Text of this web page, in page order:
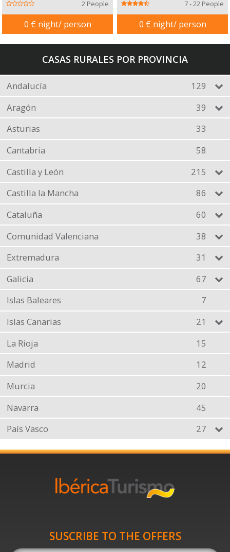
2 People
0 € night/ person
7 - 22 People
0 € night/ person
CASAS RURALES POR PROVINCIA
Andalucía
129
Aragón
39
Asturias
33
Cantabria
58
Castilla y León
215
Castilla la Mancha
86
Cataluña
60
Comunidad Valenciana
38
Extremadura
31
Galicia
67
Islas Baleares
7
Islas Canarias
21
La Rioja
15
Madrid
12
Murcia
20
Navarra
45
País Vasco
27
SUSCRIBE TO THE OFFERS